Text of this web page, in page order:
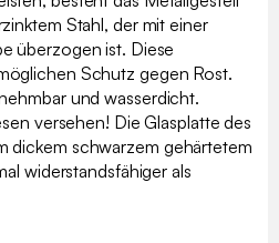
Stahl, der mit einer
überzogen ist. Diese
Schutz gegen Rost.
und wasserdicht.
versehen! Die Glasplatte des
dickem schwarzem gehärtetem
widerstandsfähiger als